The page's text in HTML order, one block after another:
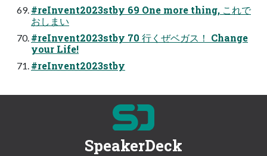
#reInvent2023stby 69 One more thing, これで
おしまい
#reInvent2023stby 70 行くぜベガス！ Change
your Life!
#reInvent2023stby
SpeakerDeck